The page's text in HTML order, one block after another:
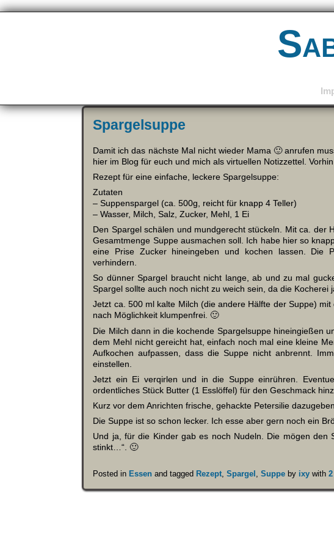
Spargelsuppe
Damit ich das nächste Mal nicht wieder Mama 🙂 anrufen
hier im Blog für euch und mich als virtuellen Notizzettel.
Rezept für eine einfache, leckere Spargelsuppe:
Zutaten
– Suppenspargel (ca. 500g, reicht für knapp 4 Teller)
– Wasser, Milch, Salz, Zucker, Mehl, 1 Ei
Den Spargel schälen und mundgerecht stückeln. Mit ca. der
Gesamtmenge Suppe ausmachen soll. Ich habe hier so
eine Prise Zucker hineingeben und kochen lassen. Die
verhindern.
So dünner Spargel braucht nicht lange, ab und zu mal
Spargel sollte auch noch nicht zu weich sein, da die Kocherei
Jetzt ca. 500 ml kalte Milch (die andere Hälfte der Suppe)
nach Möglichkeit klumpenfrei. 🙂
Die Milch dann in die kochende Spargelsuppe hineingießen
dem Mehl nicht gereicht hat, einfach noch mal eine kleine
Aufkochen aufpassen, dass die Suppe nicht anbrennt.
einstellen.
Jetzt ein Ei verqirlen und in die Suppe einrühren.
ordentliches Stück Butter (1 Esslöffel) für den Geschmack
Kurz vor dem Anrichten frische, gehackte Petersilie dazugeben.
Die Suppe ist so schon lecker. Ich esse aber gern noch ein
Und ja, für die Kinder gab es noch Nudeln. Die mögen den
stinkt…“. 🙂
Posted inEssen and taggedRezept ,Spargel ,Suppe by ixy with